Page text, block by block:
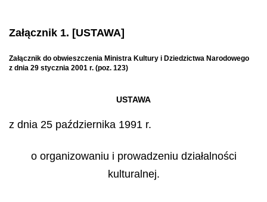
Załącznik 1. [USTAWA]
Załącznik do obwieszczenia Ministra Kultury i Dziedzictwa Narodowego
z dnia 29 stycznia 2001 r. (poz. 123)
USTAWA
z dnia 25 października 1991 r.
o organizowaniu i prowadzeniu działalności
kulturalnej.